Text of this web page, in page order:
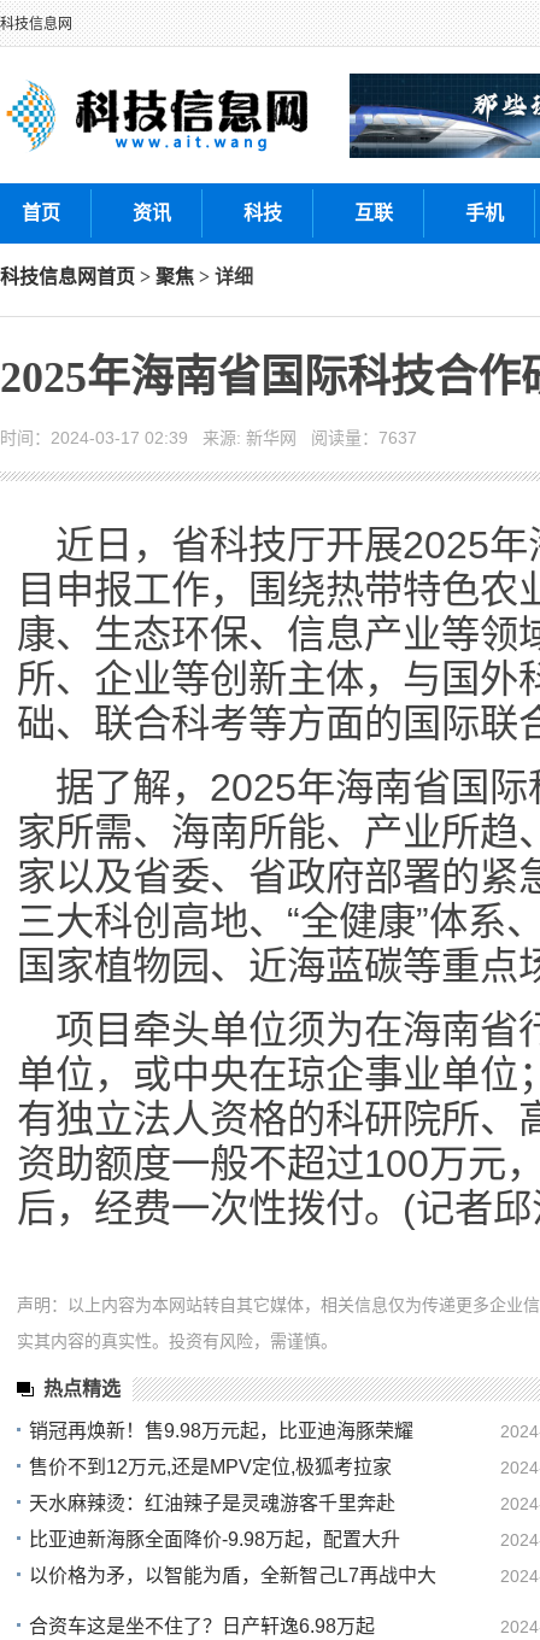
科技信息网
首页 资讯 科技 互联 手机
科技信息网首页 > 聚焦 > 详细
2025年海南省国际科技合
时间：2024-03-17 02:39 来源: 新华网 阅读量：7637
近日，省科技厅开展2025
目申报工作，围绕热带特色
康、生态环保、信息产业等领
所、企业等创新主体，与国外
础、联合科考等方面的国际联
据了解，2025年海南省国
家所需、海南所能、产业所趋
家以及省委、省政府部署的紧
三大科创高地、“全健康”体系
国家植物园、近海蓝碳等重
项目牵头单位须为在海南省
单位，或中央在琼企事业单位
有独立法人资格的科研院所、
资助额度一般不超过100万元
后，经费一次性拨付。(记者
声明：以上内容为本网站转自其它媒体，相关信息仅为传递更多企业
实其内容的真实性。投资有风险，需谨慎。
热点精选
销冠再焕新！售9.98万元起，比亚迪海豚荣耀
售价不到12万元,还是MPV定位,极狐考拉家
天水麻辣烫：红油辣子是灵魂游客千里奔赴
比亚迪新海豚全面降价-9.98万起，配置大升
以价格为矛，以智能为盾，全新智己L7再战中大
合资车这是坐不住了？日产轩逸6.98万起